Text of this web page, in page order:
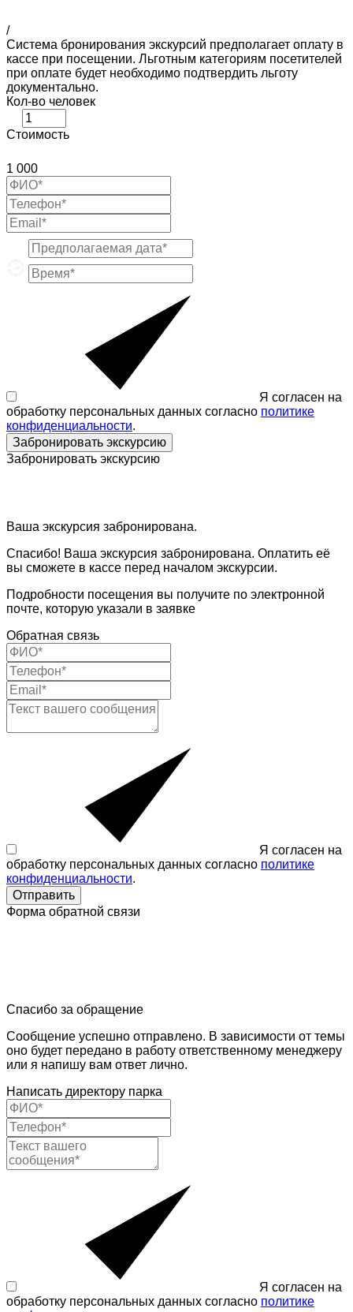
/
Система бронирования экскурсий предполагает оплату в
кассе при посещении. Льготным категориям посетителей
при оплате будет необходимо подтвердить льготу
документально.
Кол-во человек
Стоимость
1 000
Я согласен на
обработку персональных данных согласно политике
конфиденциальности.
Забронировать экскурсию
Забронировать экскурсию
Ваша экскурсия забронирована.
Спасибо! Ваша экскурсия забронирована. Оплатить её
вы сможете в кассе перед началом экскурсии.
Подробности посещения вы получите по электронной
почте, которую указали в заявке
Обратная связь
Я согласен на
обработку персональных данных согласно политике
конфиденциальности.
Отправить
Форма обратной связи
Спасибо за обращение
Сообщение успешно отправлено. В зависимости от темы
оно будет передано в работу ответственному менеджеру
или я напишу вам ответ лично.
Написать директору парка
Я согласен на
обработку персональных данных согласно политике